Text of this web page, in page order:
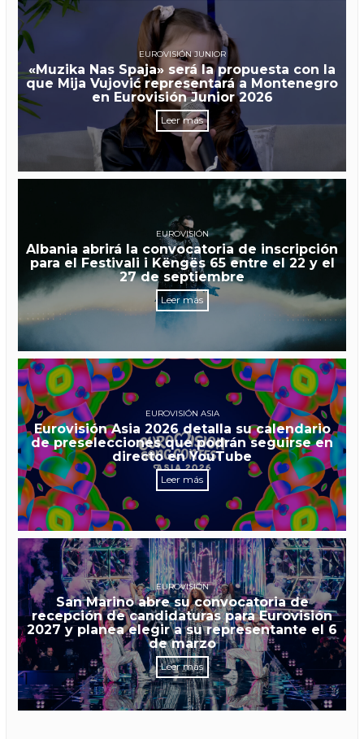
EUROVISIÓN JUNIOR
«Muzika Nas Spaja» será la propuesta con la
que Mija Vujović representará a Montenegro
en Eurovisión Junior 2026
Leer más
EUROVISIÓN
Albania abrirá la convocatoria de inscripción
para el Festivali i Këngës 65 entre el 22 y el
27 de septiembre
Leer más
EUROVISIÓN ASIA
Eurovisión Asia 2026 detalla su calendario
de preselecciones que podrán seguirse en
directo en YouTube
Leer más
EUROVISIÓN
San Marino abre su convocatoria de
recepción de candidaturas para Eurovisión
2027 y planea elegir a su representante el 6
de marzo
Leer más